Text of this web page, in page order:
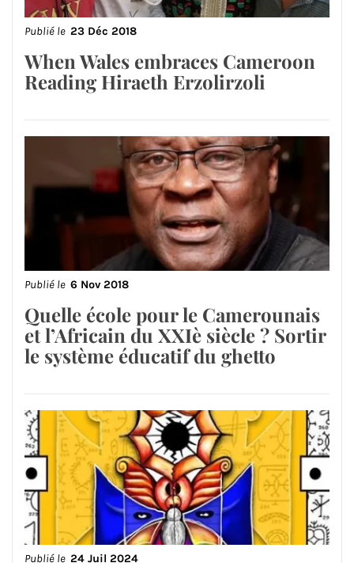
Publié le 23 Déc 2018
When Wales embraces Cameroon
Reading Hiraeth Erzolirzoli
Publié le 6 Nov 2018
Quelle école pour le Camerounais
et l’Africain du XXIè siècle ? Sortir
le système éducatif du ghetto
Publié le 24 Juil 2024